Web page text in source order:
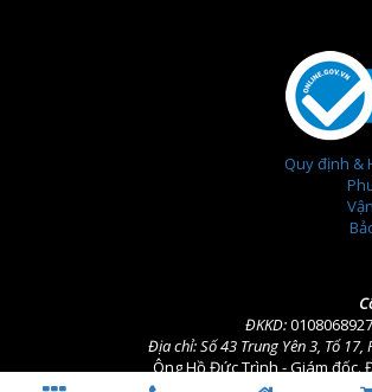
Quy định &
ĐKKD:
Địa chỉ: Số 43 Trung Yên 3, Tổ 17,
Ông Hồ Đức Trình - Giám đốc.